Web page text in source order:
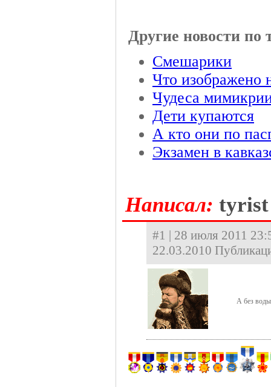
Другие новости по
Смешарики
Что изображено
Чудеса
Дети купаются
А кто они по
Экзамен в
Hаписал: tyrist
#1 | 28 июля 2011
22.03.2010
А без